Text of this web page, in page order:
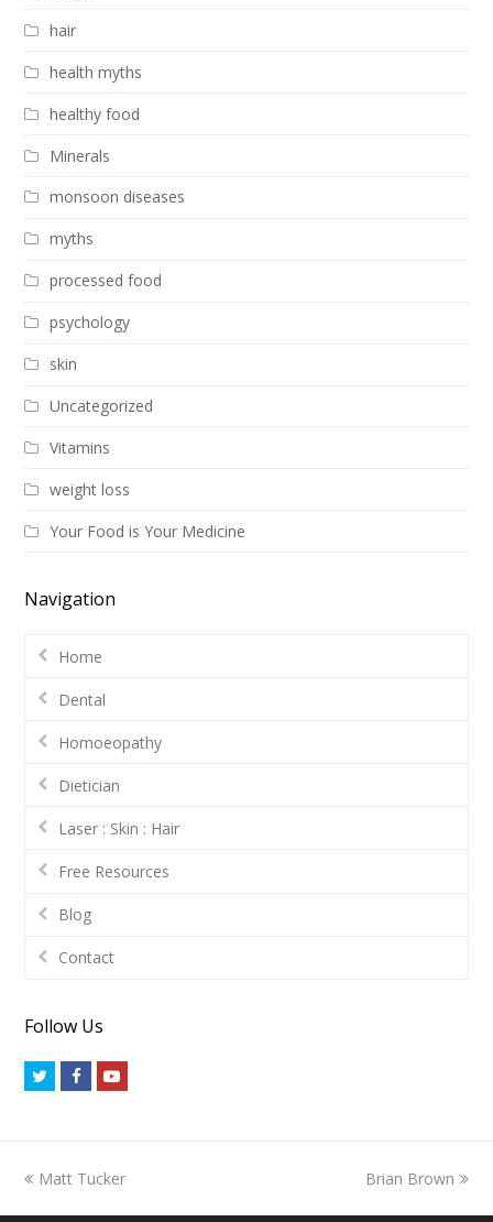
hair
health myths
healthy food
Minerals
monsoon diseases
myths
processed food
psychology
skin
Uncategorized
Vitamins
weight loss
Your Food is Your Medicine
Navigation
Home
Dental
Homoeopathy
Dietician
Laser : Skin : Hair
Free Resources
Blog
Contact
Follow Us
TwitterFacebookYoutube
previous
Matt Tucker
next
Brian Brown